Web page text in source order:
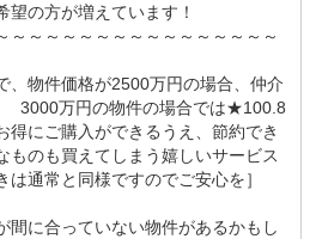
の方が増えています！
～～～～～～～～～～～～～～～～
、物件価格が2500万円の場合、仲介
3000万円の物件の場合では★100.8
にご購入ができるうえ、節約でき
ものも買えてしまう嬉しいサービス
通常と同様ですのでご安心を］
に合っていない物件があるかもし